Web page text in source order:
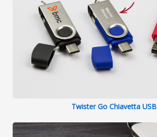
Twister Go Chiavetta USB